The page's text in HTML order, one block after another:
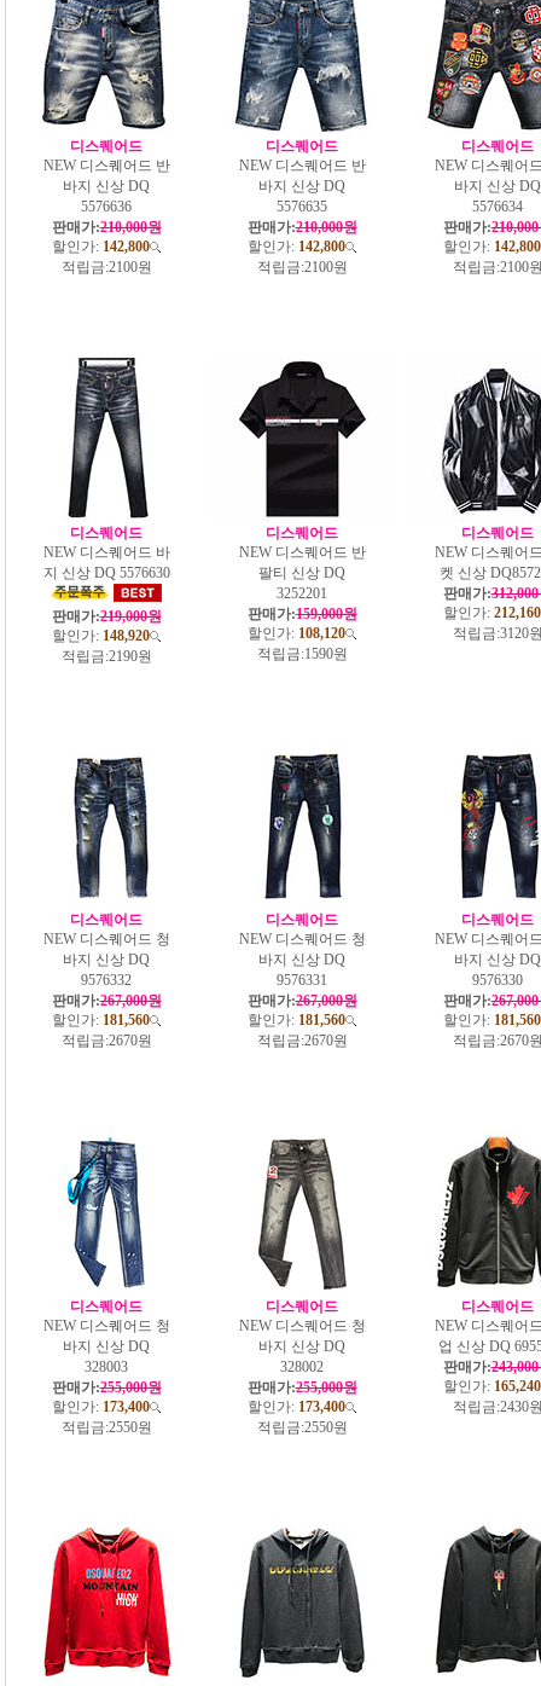
디스퀘어드
NEW 디스퀘어드 반
바지 신상 DQ
5576636
판매가:210,000원
할인가: 142,800
적립금:2100원
디스퀘어드
NEW 디스퀘어드 반
바지 신상 DQ
5576635
판매가:210,000원
할인가: 142,800
적립금:2100원
디스퀘어드
NEW 디스퀘어
바지 신상 DQ
5576634
판매가:
할인가: 142,800
적립금:2100
디스퀘어드
NEW 디스퀘어드 바
지 신상 DQ 5576630
판매가:219,000원
할인가: 148,920
적립금:2190원
디스퀘어드
NEW 디스퀘어드 반
팔티 신상 DQ
3252201
판매가:159,000원
할인가: 108,120
적립금:1590원
디스퀘어드
NEW 디스퀘어
켓 신상
판매가:
할인가: 212,160
적립금:3120
디스퀘어드
NEW 디스퀘어드 청
바지 신상 DQ
9576332
판매가:267,000원
할인가: 181,560
적립금:2670원
디스퀘어드
NEW 디스퀘어드 청
바지 신상 DQ
9576331
판매가:267,000원
할인가: 181,560
적립금:2670원
디스퀘어드
NEW 디스퀘어
바지 신상 DQ
9576330
판매가:
할인가: 181,560
적립금:2670
디스퀘어드
NEW 디스퀘어드 청
바지 신상 DQ
328003
판매가:255,000원
할인가: 173,400
적립금:2550원
디스퀘어드
NEW 디스퀘어드 청
바지 신상 DQ
328002
판매가:255,000원
할인가: 173,400
적립금:2550원
디스퀘어드
NEW 디스퀘어
업 신상 DQ
판매가:
할인가: 165,240
적립금:2430